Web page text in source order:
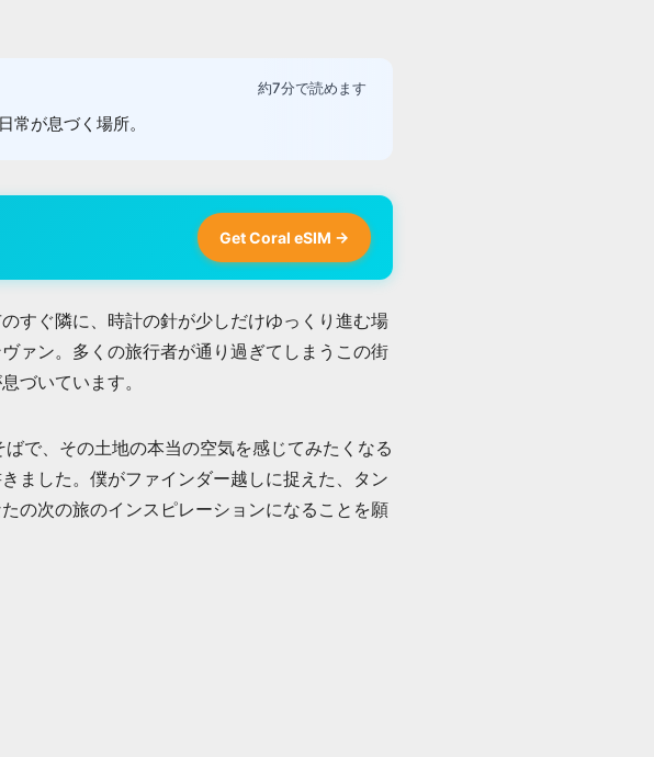
約7分で読めます
が息づく場所。
Get Coral eSIM →
すぐ隣に、時計の針が少しだけゆっくり進む場
ァン。多くの旅行者が通り過ぎてしまうこの街
づいています。
で、その土地の本当の空気を感じてみたくなる
ました。僕がファインダー越しに捉えた、タン
の次の旅のインスピレーションになることを願